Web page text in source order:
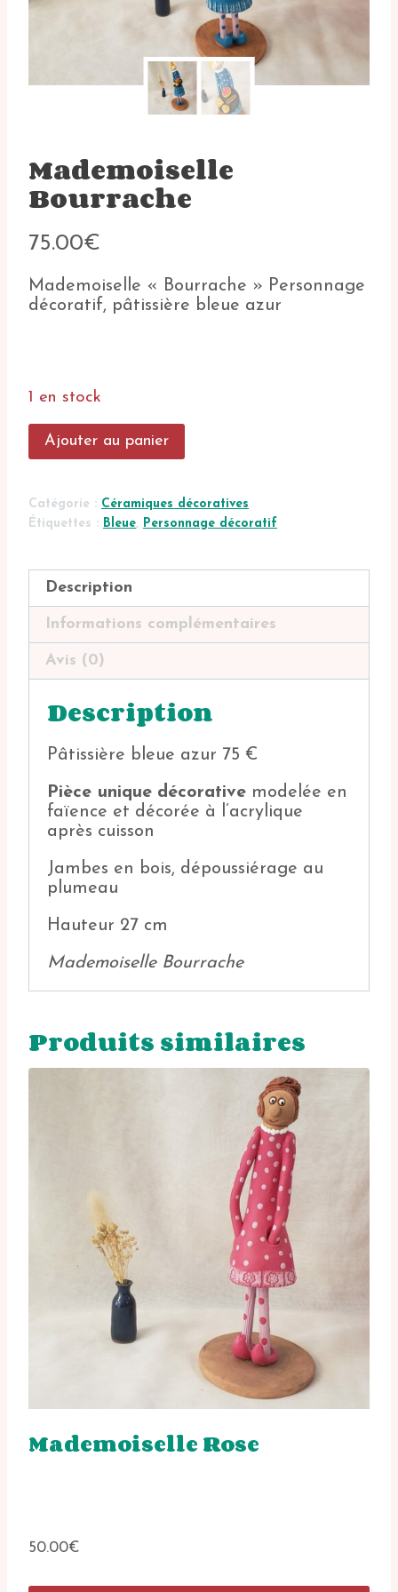
Mademoiselle
Bourrache
75.00€
Mademoiselle « Bourrache » Personnage
décoratif, pâtissière bleue azur
1 en stock
quantité
Ajouter au panier
Catégorie : Céramiques décoratives
Étiquettes : Bleue, Personnage décoratif
Description
Informations complémentaires
Avis (0)
Description
Pâtissière bleue azur 75 €
Pièce unique décorative modelée en
faïence et décorée à l’acrylique
après cuisson
Jambes en bois, dépoussiérage au
plumeau
Hauteur 27 cm
Mademoiselle Bourrache
Produits similaires
Mademoiselle Rose
50.00€